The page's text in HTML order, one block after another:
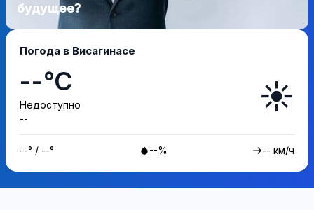
будущее?
Погода в Висагинасе
--°C
Недоступно
--
☀️
--° / --° --% -- км/ч